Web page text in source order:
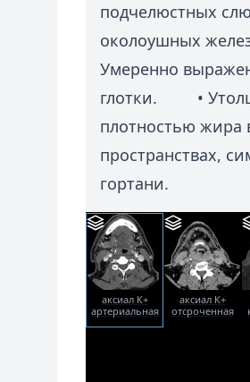
подчелюстных
околоушных
Умеренно
глотки. •
плотностью жира
пространствах,
гортани.
аксиал К+
артериальная
аксиал К+
отсроченная